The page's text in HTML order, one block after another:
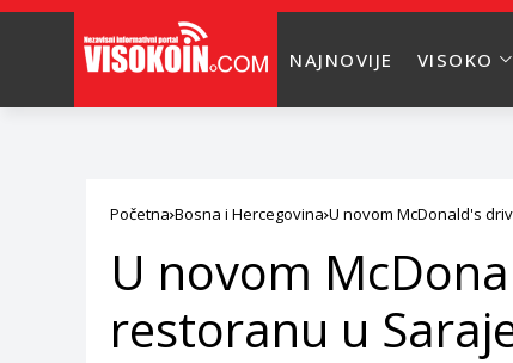
NAJNOVIJE VISOKO
Početna Bosna i Hercegovina U novom McDonald's
U novom
restoranu u